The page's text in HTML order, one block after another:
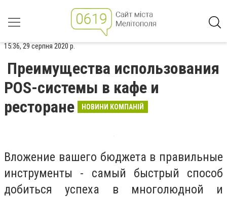
15:36, 29 серпня 2020 р.
Преимущества использования
POS-системы в кафе и
ресторане
НОВИНИ КОМПАНІЙ
Вложение вашего бюджета в правильные
инструменты - самый быстрый способ
добиться успеха в многолюдной и